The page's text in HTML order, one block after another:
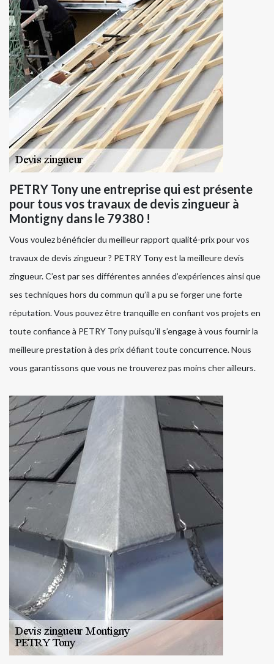
PETRY Tony une entreprise qui est présente
pour tous vos travaux de devis zingueur à
Montigny dans le 79380 !
Vous voulez bénéficier du meilleur rapport qualité-prix pour vos
travaux de devis zingueur ? PETRY Tony est la meilleure devis
zingueur. C’est par ses différentes années d’expériences ainsi que
ses techniques hors du commun qu’il a pu se forger une forte
réputation. Vous pouvez être tranquille en confiant vos projets en
toute confiance à PETRY Tony puisqu’il s’engage à vous fournir la
meilleure prestation à des prix défiant toute concurrence. Nous
vous garantissons que vous ne trouverez pas moins cher ailleurs.